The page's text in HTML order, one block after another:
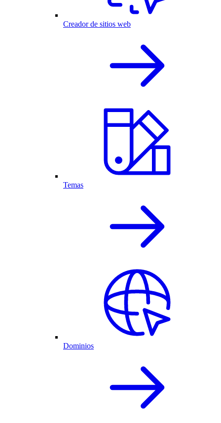
Creador de sitios web
Temas
Dominios